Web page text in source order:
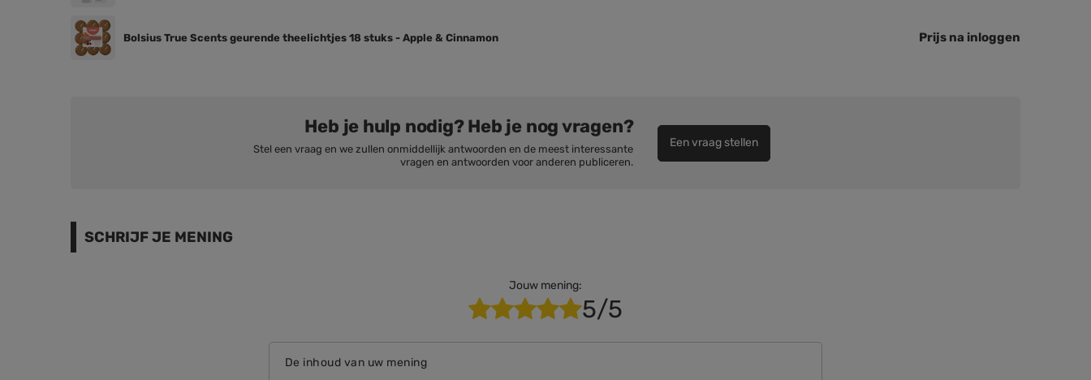
Bolsius True Scents geurende theelichtjes 18 stuks - Apple & Cinnamon Prijs na inloggen
Heb je hulp nodig? Heb je nog vragen?
Stel een vraag en we zullen onmiddellijk antwoorden en de meest interessante
vragen en antwoorden voor anderen publiceren.
Een vraag stellen
SCHRIJF JE MENING
Jouw mening:
5/5
De inhoud van uw mening